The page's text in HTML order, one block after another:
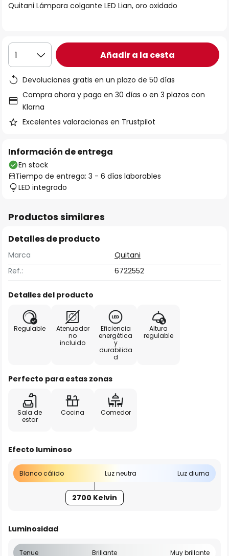
galería
Quitani Lámpara colgante LED Lian, oro oxidado
1 Añadir a la cesta
Devoluciones gratis en un plazo de 50 días
Compra ahora y paga en 30 días o en 3 plazos con
Klarna
Excelentes valoraciones en Trustpilot
Información de entrega
En stock
Tiempo de entrega: 3 - 6 días laborables
LED integrado
Productos similares
Detalles de producto
Marca
Quitani
Ref.:
6722552
Detalles del producto
Regulable
Atenuador
no
incluido
Eficiencia
energética
y
durabilida
d
Altura
regulable
Perfecto para estas zonas
Sala de
estar
Cocina Comedor
Efecto luminoso
Blanco cálido Luz neutra Luz diurna
2700 Kelvin
Luminosidad
Tenue Brillante Muy brillante